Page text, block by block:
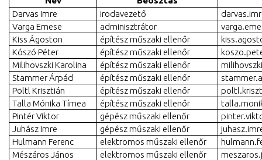
Darvas Imre
irodavezető
Varga Emese
adminisztrátor
Kiss Ágoston
építész műszaki ellenőr
Kószó Péter
építész műszaki ellenőr
Milihovszki Karolina
építész műszaki ellenőr
Stammer Árpád
építész műszaki ellenőr
Pöltl Krisztián
építész műszaki ellenőr
Talla Mónika Tímea
építész műszaki ellenőr
Pintér Viktor
gépész műszaki ellenőr
Juhász Imre
gépész műszaki ellenőr
Hulmann Ferenc
elektromos műszaki ellenőr
Mészáros János
elektromos műszaki ellenőr